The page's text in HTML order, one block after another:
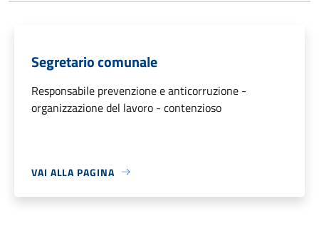
Segretario comunale
Responsabile prevenzione e anticorruzione -
organizzazione del lavoro - contenzioso
VAI ALLA PAGINA